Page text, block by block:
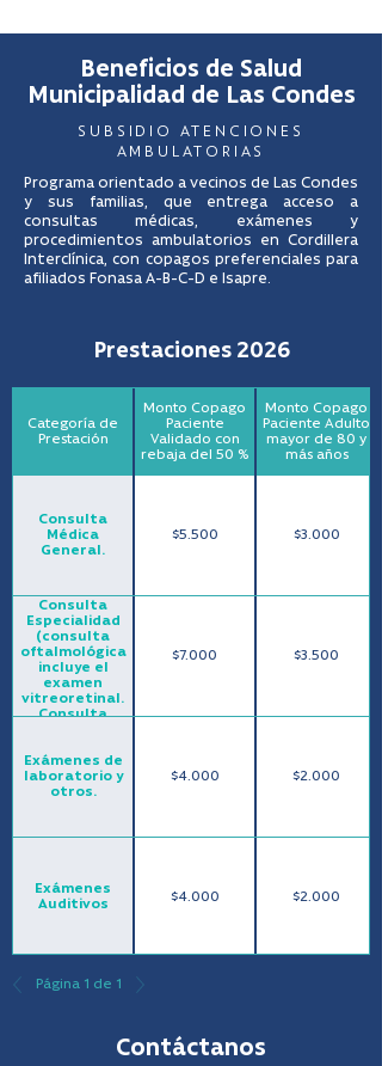
Beneficios de Salud
Municipalidad de Las Condes
SUBSIDIO ATENCIONES
AMBULATORIAS
Programa orientado a vecinos de Las Condes
y sus familias, que entrega acceso a
consultas médicas, exámenes y
procedimientos ambulatorios en Cordillera
Interclínica, con copagos preferenciales para
afiliados Fonasa A-B-C-D e Isapre.
Prestaciones 2026
Categoría de
Prestación
Monto Copago
Paciente
Validado con
rebaja del 50 %
Monto Copago
Paciente Adulto
mayor de 80 y
más años
Consulta
Médica
General.
$5.500 $3.000
Consulta
Especialidad
(consulta
oftalmológica
incluye el
examen
vitreoretinal.
Consulta
incluye la
primera
evaluación).
$7.000 $3.500
Exámenes de
laboratorio y
otros.
$4.000 $2.000
Exámenes
Auditivos
$4.000 $2.000
(Rx, mamografía,
broncodilatador,
Página 1 de 1
Contáctanos